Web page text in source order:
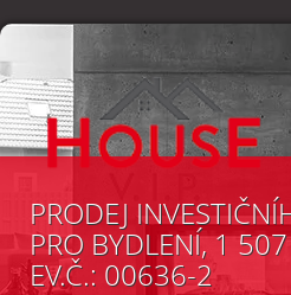
PRODEJ
PRO BYDLENÍ, 1
EV.Č.: 00636-2